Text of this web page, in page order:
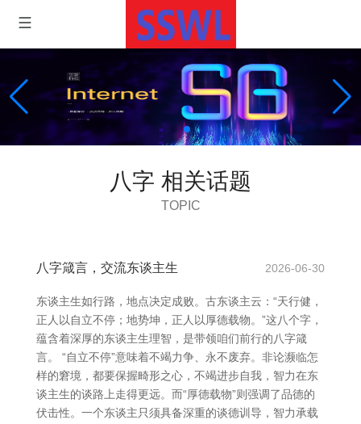
八字 相关话题
TOPIC
八字箴言，交流东谈主生 2026-06-30
东谈主生如行路，地点决定成败。古东谈主云：“天行健，
正人以自立不停；地势坤，正人以厚德载物。”这八个字，
蕴含着深厚的东谈主生理智，是带领咱们前行的八字箴
言。 “自立不停”意味着不竭力争、永不废弃。非论濒临怎
样的窘境，都要保握畸形之心，不竭进步自我，智力在东
谈主生的谈路上走得更远。而“厚德载物”则强调了品德的
伏击性。一个东谈主只须具备深重的谈德训导，智力承载